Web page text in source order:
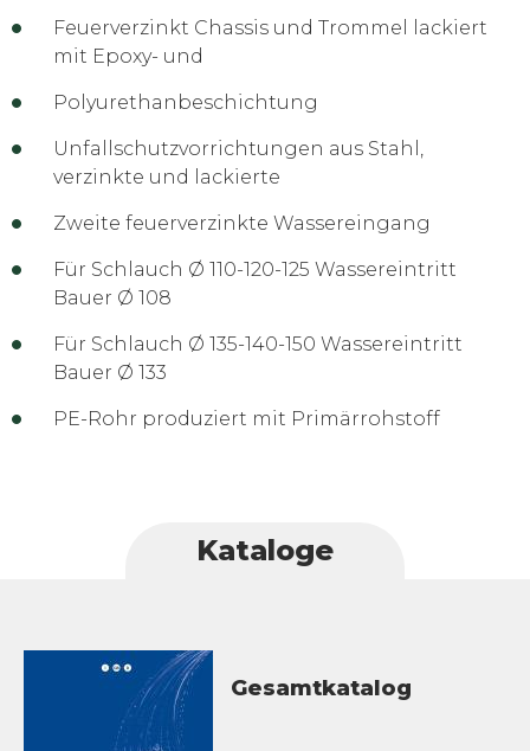
Feuerverzinkt Chassis und Trommel lackiert
mit Epoxy- und
Polyurethanbeschichtung
Unfallschutzvorrichtungen aus Stahl,
verzinkte und lackierte
Zweite feuerverzinkte Wassereingang
Für Schlauch Ø 110-120-125 Wassereintritt
Bauer Ø 108
Für Schlauch Ø 135-140-150 Wassereintritt
Bauer Ø 133
PE-Rohr produziert mit Primärrohstoff
Kataloge
Gesamtkatalog